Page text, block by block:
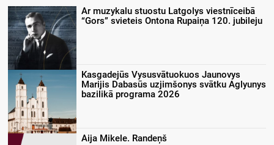
Ar muzykalu stuostu Latgolys viestnīceibā
“Gors” svieteis Ontona Rupaiņa 120. jubileju
Kasgadejūs Vysusvātuokuos Jaunovys
Marijis Dabasūs uzjimšonys svātku Aglyunys
bazilikā programa 2026
Aija Mikele. Randeņš